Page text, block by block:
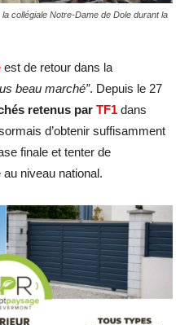
collégiale Notre-Dame de Dole durant la
est de retour dans la
beau marché”. Depuis le 27
retenus par TF1 dans
d’obtenir suffisamment
finale et tenter de
niveau national.